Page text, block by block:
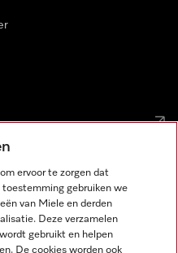
ervoor te zorgen dat
gebruiken we
van Miele en derden
Deze verzamelen
gebruikt en helpen
De cookies worden ook